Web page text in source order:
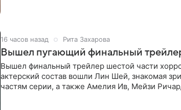
16 часов назад Рита Захарова
Вышел пугающий финальный
Вышел финальный трейлер шестой части
актерский состав вошли Лин Шей, знакомая
частям серии, а также Амелия Ив, Мейзи